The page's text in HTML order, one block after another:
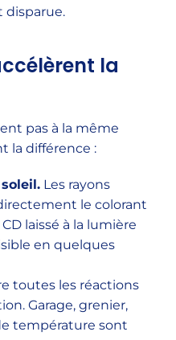
la
pas à la même
la différence :
Les rayons
le colorant
laissé à la lumière
en quelques
toutes les réactions
Garage, grenier,
température sont